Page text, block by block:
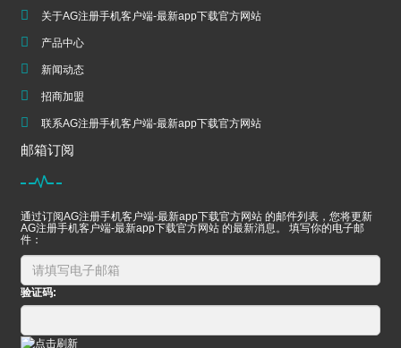
关于AG注册手机客户端-最新app下载官方网站
产品中心
新闻动态
招商加盟
联系AG注册手机客户端-最新app下载官方网站
邮箱订阅
通过订阅AG注册手机客户端-最新app下载官方网站 的邮件列表，您将更新
AG注册手机客户端-最新app下载官方网站 的最新消息。 填写你的电子邮
件：
验证码: